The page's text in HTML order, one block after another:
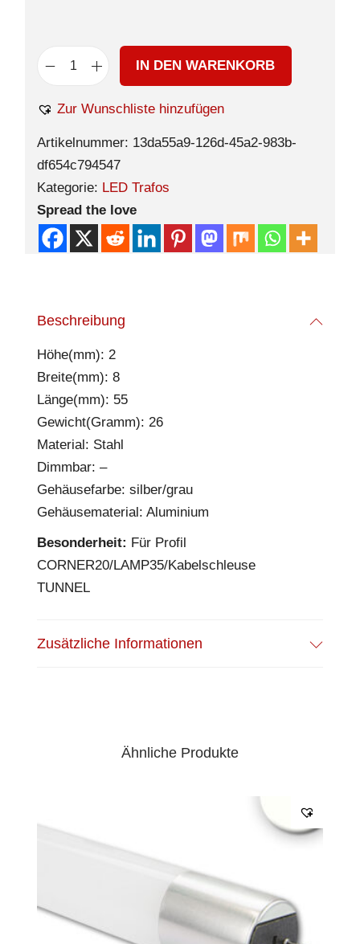
IN DEN WARENKORB
Zur Wunschliste hinzufügen
Artikelnummer: 13da55a9-126d-45a2-983b-
df654c794547
Kategorie: LED Trafos
Spread the love
Beschreibung
Höhe(mm): 2
Breite(mm): 8
Länge(mm): 55
Gewicht(Gramm): 26
Material: Stahl
Dimmbar: –
Gehäusefarbe: silber/grau
Gehäusematerial: Aluminium
Besonderheit: Für Profil
CORNER20/LAMP35/Kabelschleuse
TUNNEL
Zusätzliche Informationen
Ähnliche Produkte